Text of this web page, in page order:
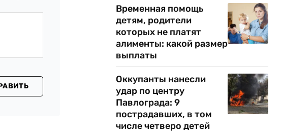
Временная помощь
детям, родители
которых не платят
алименты: какой размер
выплаты
Оккупанты нанесли
удар по центру
Павлограда: 9
пострадавших, в том
числе четверо детей